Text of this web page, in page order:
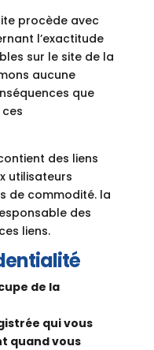
procède avec
l’exactitude
sur le site de la
aucune
que
des liens
utilisateurs
de commodité. la
des
liens.
de la
qui vous
quand vous